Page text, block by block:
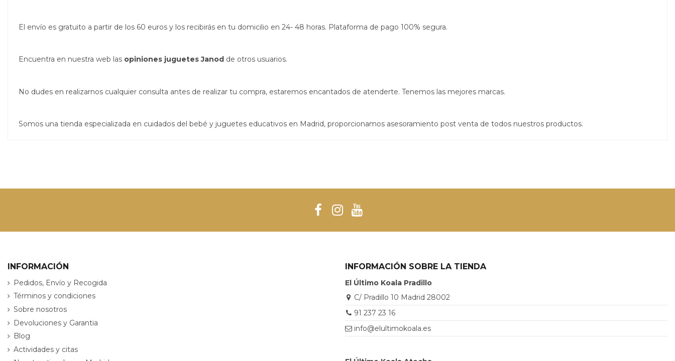
El envío es gratuito a partir de los 60 euros y los recibirás en tu domicilio en 24- 48 horas. Plataforma de pago 100% segura.
Encuentra en nuestra web las opiniones juguetes Janod de otros usuarios.
No dudes en realizarnos cualquier consulta antes de realizar tu compra, estaremos encantados de atenderte. Tenemos las mejores marcas.
Somos una tienda especializada en cuidados del bebé y juguetes educativos en Madrid, proporcionamos asesoramiento post venta de todos nuestros productos.
INFORMACIÓN
Pedidos, Envío y Recogida
Términos y condiciones
Sobre nosotros
Devoluciones y Garantia
Blog
Actividades y citas
INFORMACIÓN SOBRE LA TIENDA
El Último Koala Pradillo
C/ Pradillo 10 Madrid 28002
91 237 23 16
info@elultimokoala.es